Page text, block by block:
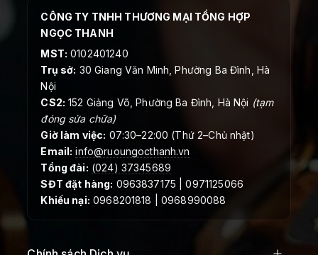
CÔNG TY TNHH THƯƠNG MẠI TỔNG HỢP
NGỌC THANH
MST: 0102401240
Trụ sở: 30 Giang Văn Minh, Phường Ba Đình, Hà
Nội
CS2: 152 Giảng Võ, Phường Ba Đình, Hà Nội (tạm
đóng sửa chữa)
Giờ làm việc: 07:30–22:00 (Thứ 2–Chủ nhật)
Email: info@ruoungocthanh.vn
Tổng đài: (024) 37345689
SĐT đặt hàng: 0963837175 | 0971125066
Khiếu nại: 0968201818 | 0968990088